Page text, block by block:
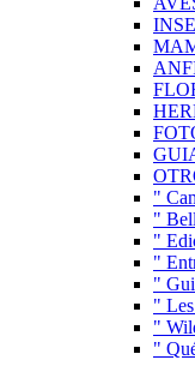
"
"
"
"
"
"
"
"